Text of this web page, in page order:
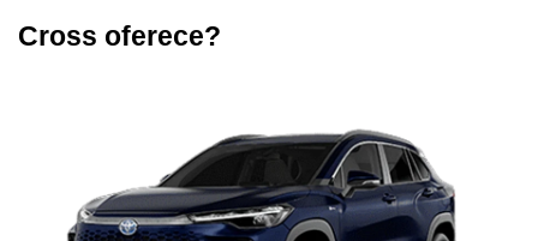
Cross oferece?